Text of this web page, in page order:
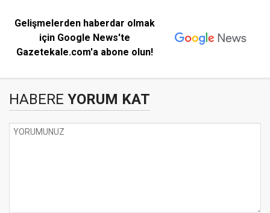
Gelişmelerden haberdar olmak
için Google News'te
Gazetekale.com'a abone olun!
HABERE YORUM KAT